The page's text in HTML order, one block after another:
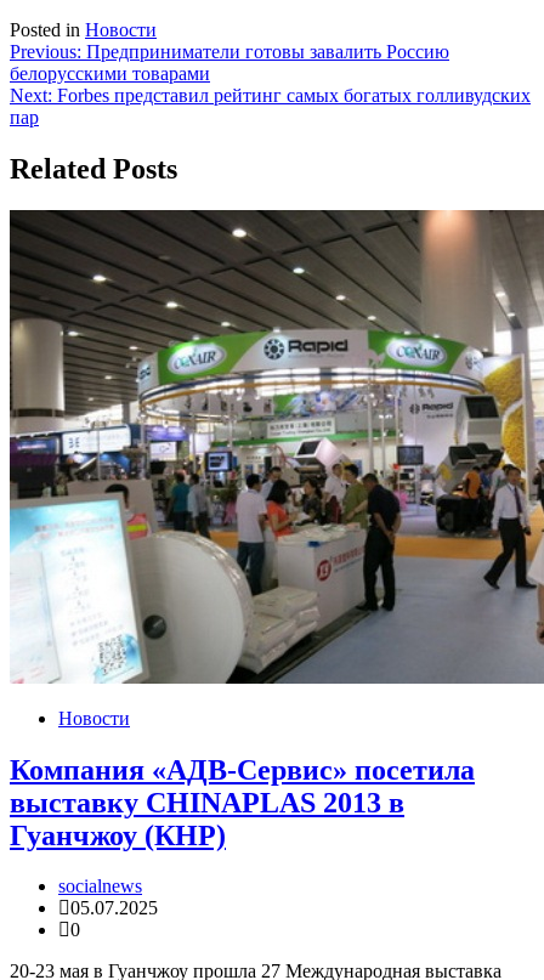
Posted in Новости
Навигация
по
записям
Previous: Предприниматели готовы завалить Россию
белорусскими товарами
Next: Forbes представил рейтинг самых богатых голливудских
пар
Related Posts
Новости
Компания «АДВ-Сервис» посетила
выставку CHINAPLAS 2013 в
Гуанчжоу (КНР)
socialnews
05.07.2025
0
20-23 мая в Гуанчжоу прошла 27 Международная выставка